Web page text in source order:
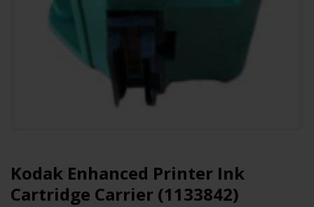
Kodak Enhanced Printer Ink
Cartridge Carrier (1133842)